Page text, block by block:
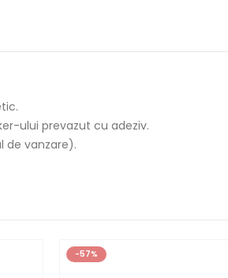
ului prevazut cu adeziv.
de vanzare).
-57%